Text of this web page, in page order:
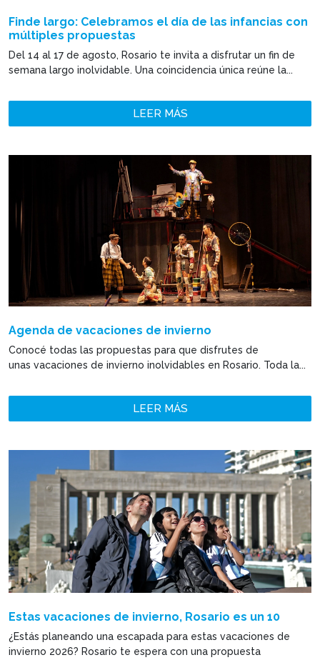
Finde largo: Celebramos el día de las infancias con
múltiples propuestas
Del 14 al 17 de agosto, Rosario te invita a disfrutar un fin de
semana largo inolvidable. Una coincidencia única reúne la...
LEER MÁS
Agenda de vacaciones de invierno
Conocé todas las propuestas para que disfrutes de
unas vacaciones de invierno inolvidables en Rosario. Toda la...
LEER MÁS
Estas vacaciones de invierno, Rosario es un 10
¿Estás planeando una escapada para estas vacaciones de
invierno 2026? Rosario te espera con una propuesta